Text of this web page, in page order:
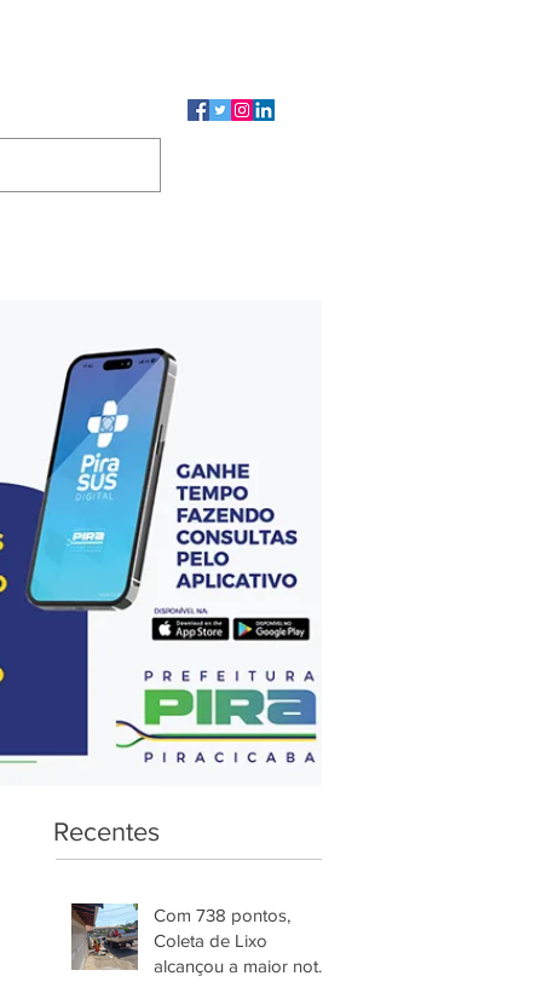
Recentes
Com 738 pontos,
Coleta de Lixo
alcançou a maior nota